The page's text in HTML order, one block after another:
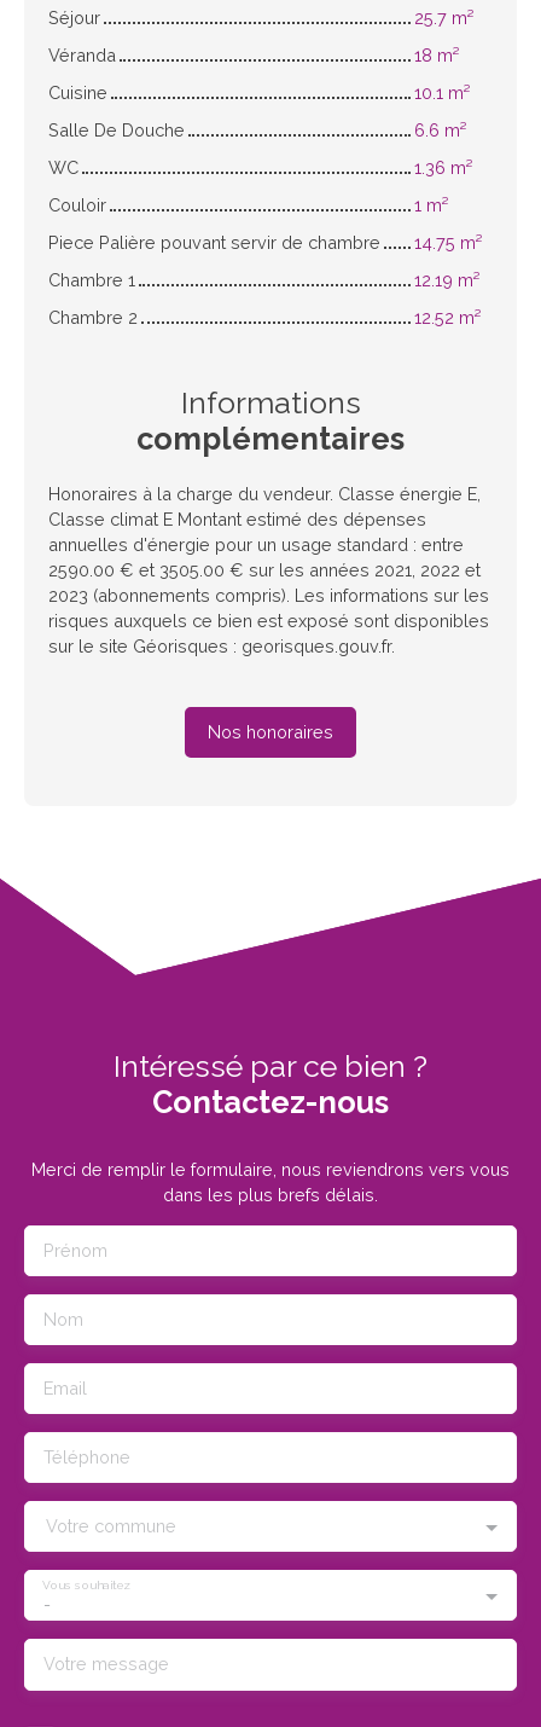
Séjour
25.7 m²
Véranda
18 m²
Cuisine
10.1 m²
Salle De Douche
6.6 m²
WC
1.36 m²
Couloir
1 m²
Piece Palière pouvant servir de chambre
14.75 m²
Chambre 1
12.19 m²
Chambre 2
12.52 m²
Informations
complémentaires
Honoraires à la charge du vendeur. Classe énergie E,
Classe climat E Montant estimé des dépenses
annuelles d'énergie pour un usage standard : entre
2590.00 € et 3505.00 € sur les années 2021, 2022 et
2023 (abonnements compris). Les informations sur les
risques auxquels ce bien est exposé sont disponibles
sur le site Géorisques : georisques.gouv.fr.
Nos honoraires
Intéressé par ce bien ?
Contactez-nous
Merci de remplir le formulaire, nous reviendrons vers vous
dans les plus brefs délais.
Prénom
Nom
Email
Téléphone
Votre commune
-
Vous souhaitez
Votre message